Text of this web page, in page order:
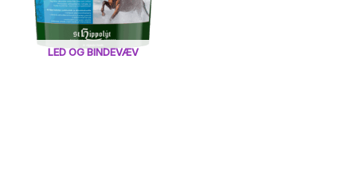
LED OG BINDEVÆV